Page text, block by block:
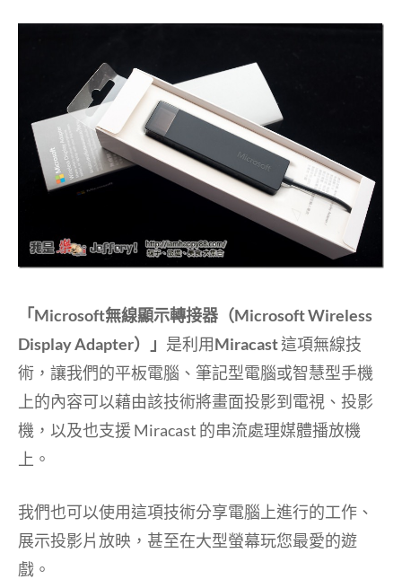
「Microsoft無線顯示轉接器（Microsoft Wireless
Display Adapter）」 是利用Miracast這項無線技
術，讓我們的平板電腦、筆記型電腦或智慧型手機
上的內容可以藉由該技術將畫面投影到電視、投影
機，以及也支援 Miracast 的串流處理媒體播放機
上。
我們也可以使用這項技術分享電腦上進行的工作、
展示投影片放映，甚至在大型螢幕玩您最愛的遊
戲。